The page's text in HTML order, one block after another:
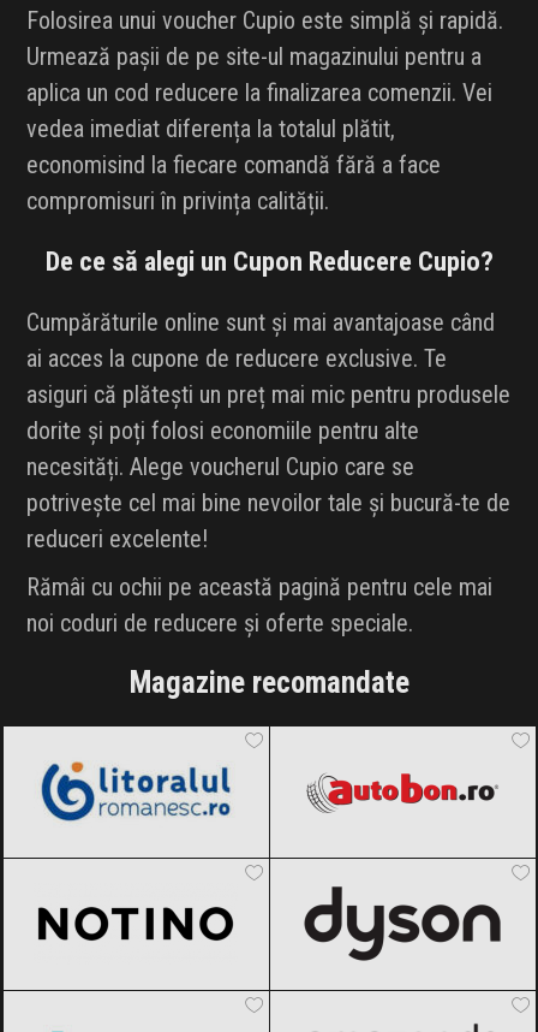
Folosirea unui voucher Cupio este simplă și rapidă.
Urmează pașii de pe site-ul magazinului pentru a
aplica un cod reducere la finalizarea comenzii. Vei
vedea imediat diferența la totalul plătit,
economisind la fiecare comandă fără a face
compromisuri în privința calității.
De ce să alegi un Cupon Reducere Cupio?
Cumpărăturile online sunt și mai avantajoase când
ai acces la cupone de reducere exclusive. Te
asiguri că plătești un preț mai mic pentru produsele
dorite și poți folosi economiile pentru alte
necesități. Alege voucherul Cupio care se
potrivește cel mai bine nevoilor tale și bucură-te de
reduceri excelente!
Rămâi cu ochii pe această pagină pentru cele mai
noi coduri de reducere și oferte speciale.
Magazine recomandate
2026